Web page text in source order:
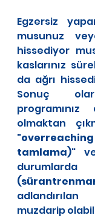
Egzersiz
musunuz
hissediyor
kaslarınız
da ağrı
Sonuç
olmaktan
"
tamlama)"
muzdarip